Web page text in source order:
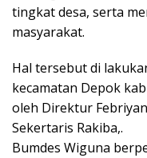
tingkat desa, serta
masyarakat.
Hal tersebut di
kecamatan Depok
oleh Direktur
Sekertaris Rakiba,.
Bumdes Wiguna